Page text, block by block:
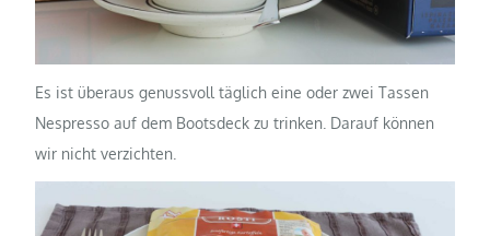
Es ist überaus genussvoll täglich eine oder zwei Tassen
Nespresso auf dem Bootsdeck zu trinken. Darauf können
wir nicht verzichten.